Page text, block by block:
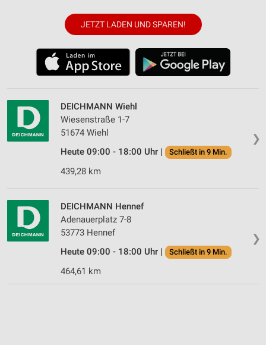
JETZT LADEN UND SPAREN!
❯
DEICHMANN Wiehl
Wiesenstraße 1-7
51674 Wiehl
Heute 09:00 - 18:00 Uhr |
Schließt in 9 Min.
439,28 km
❯
DEICHMANN Hennef
Adenauerplatz 7-8
53773 Hennef
Heute 09:00 - 18:00 Uhr |
Schließt in 9 Min.
464,61 km